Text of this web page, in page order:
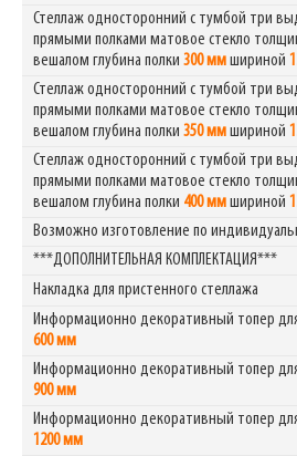
Стеллаж односторонний с тумбой три
прямыми полками матовое стекло
вешалом глубина полки 300 ммшириной
Стеллаж односторонний с тумбой три
прямыми полками матовое стекло
вешалом глубина полки 350 ммшириной
Стеллаж односторонний с тумбой три
прямыми полками матовое стекло
вешалом глубина полки 400 ммшириной
Возможно изготовление по
***ДОПОЛНИТЕЛЬНАЯ КОМПЛЕКТАЦИЯ***
Накладка для пристенного стеллажа
Информационно декоративный топер
600 мм
Информационно декоративный топер
900 мм
Информационно декоративный топер
1200 мм